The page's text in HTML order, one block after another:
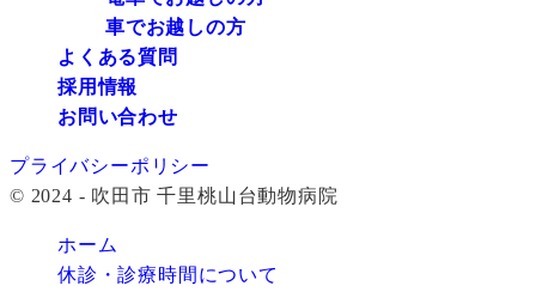
車でお越しの方
よくある質問
採用情報
お問い合わせ
プライバシーポリシー
© 2024 - 吹田市 千里桃山台動物病院
ホーム
休診・診療時間について